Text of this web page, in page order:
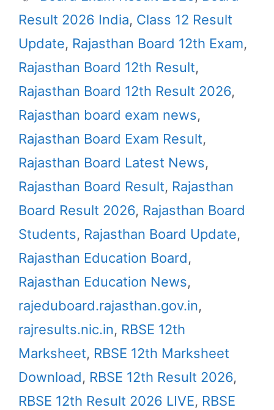
Result 2026 India, Class 12 Result
Update, Rajasthan Board 12th Exam,
Rajasthan Board 12th Result,
Rajasthan Board 12th Result 2026,
Rajasthan board exam news,
Rajasthan Board Exam Result,
Rajasthan Board Latest News,
Rajasthan Board Result, Rajasthan
Board Result 2026, Rajasthan Board
Students, Rajasthan Board Update,
Rajasthan Education Board,
Rajasthan Education News,
rajeduboard.rajasthan.gov.in,
rajresults.nic.in, RBSE 12th
Marksheet, RBSE 12th Marksheet
Download, RBSE 12th Result 2026,
RBSE 12th Result 2026 LIVE, RBSE